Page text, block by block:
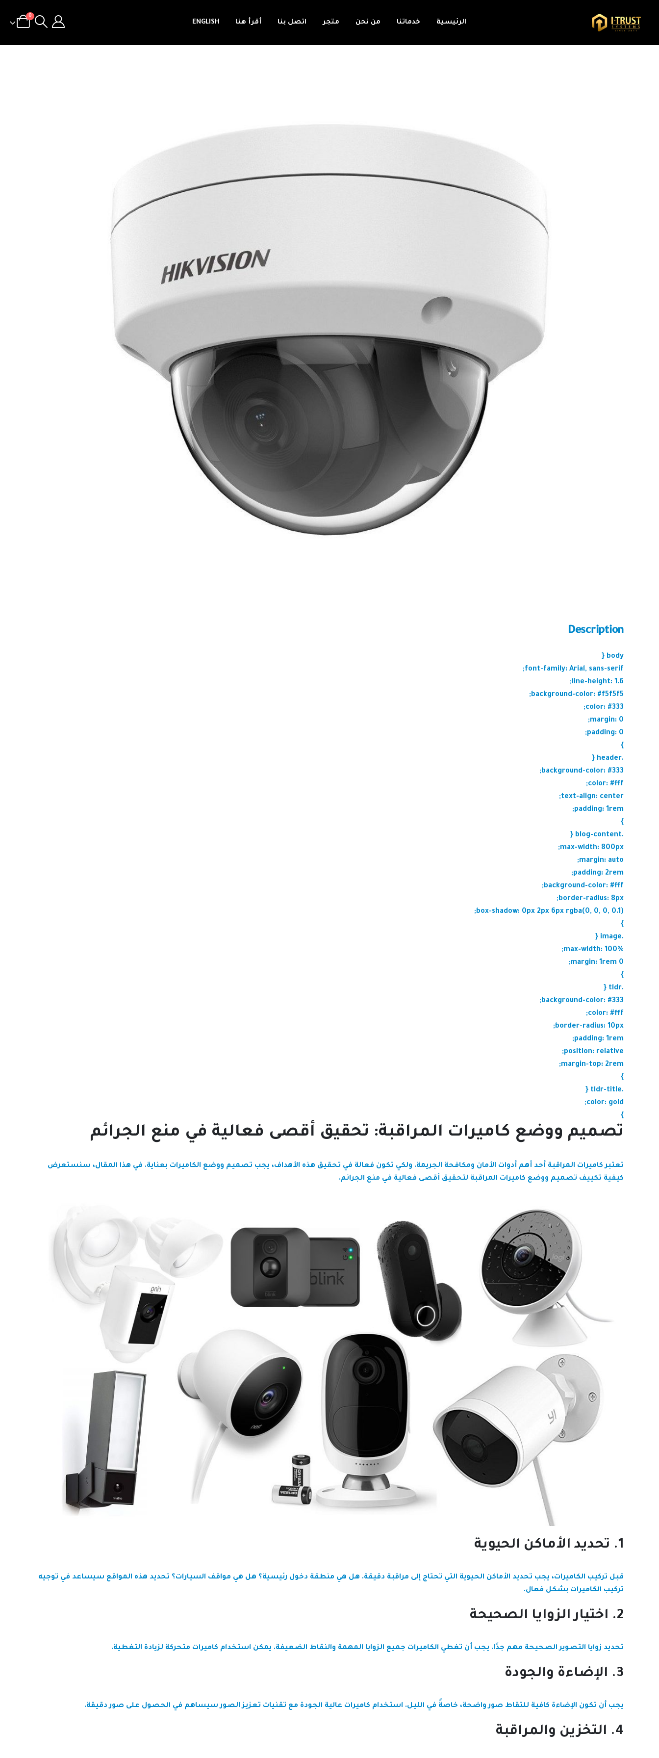
الرئيسية خدماتنا من نحن متجر اتصل بنا أقرأ هنا ENGLISH
0
Description
body {
font-family: Arial, sans-serif;
line-height: 1.6;
background-color: #f5f5f5;
color: #333;
margin: 0;
padding: 0;
}
.header {
background-color: #333;
color: #fff;
text-align: center;
padding: 1rem;
}
.blog-content {
max-width: 800px;
margin: auto;
padding: 2rem;
background-color: #fff;
border-radius: 8px;
box-shadow: 0px 2px 6px rgba(0, 0, 0, 0.1);
}
.image {
max-width: 100%;
margin: 1rem 0;
}
.tldr {
background-color: #333;
color: #fff;
border-radius: 10px;
padding: 1rem;
position: relative;
margin-top: 2rem;
}
.tldr-title {
color: gold;
}
تصميم ووضع كاميرات المراقبة: تحقيق أقصى فعالية في منع الجرائم
تعتبر كاميرات المراقبة أحد أهم أدوات الأمان ومكافحة الجريمة. ولكي تكون فعالة في تحقيق هذه الأهداف، يجب تصميم ووضع الكاميرات بعناية. في هذا المقال، سنستعرض
كيفية تكييف تصميم ووضع كاميرات المراقبة لتحقيق أقصى فعالية في منع الجرائم.
1. تحديد الأماكن الحيوية
قبل تركيب الكاميرات، يجب تحديد الأماكن الحيوية التي تحتاج إلى مراقبة دقيقة. هل هي منطقة دخول رئيسية؟ هل هي مواقف السيارات؟ تحديد هذه المواقع سيساعد في توجيه
تركيب الكاميرات بشكل فعال.
2. اختيار الزوايا الصحيحة
تحديد زوايا التصوير الصحيحة مهم جدًا. يجب أن تغطي الكاميرات جميع الزوايا المهمة والنقاط الضعيفة. يمكن استخدام كاميرات متحركة لزيادة التغطية.
3. الإضاءة والجودة
يجب أن تكون الإضاءة كافية للتقاط صور واضحة، خاصةً في الليل. استخدام كاميرات عالية الجودة مع تقنيات تعزيز الصور سيساهم في الحصول على صور دقيقة.
4. التخزين والمراقبة